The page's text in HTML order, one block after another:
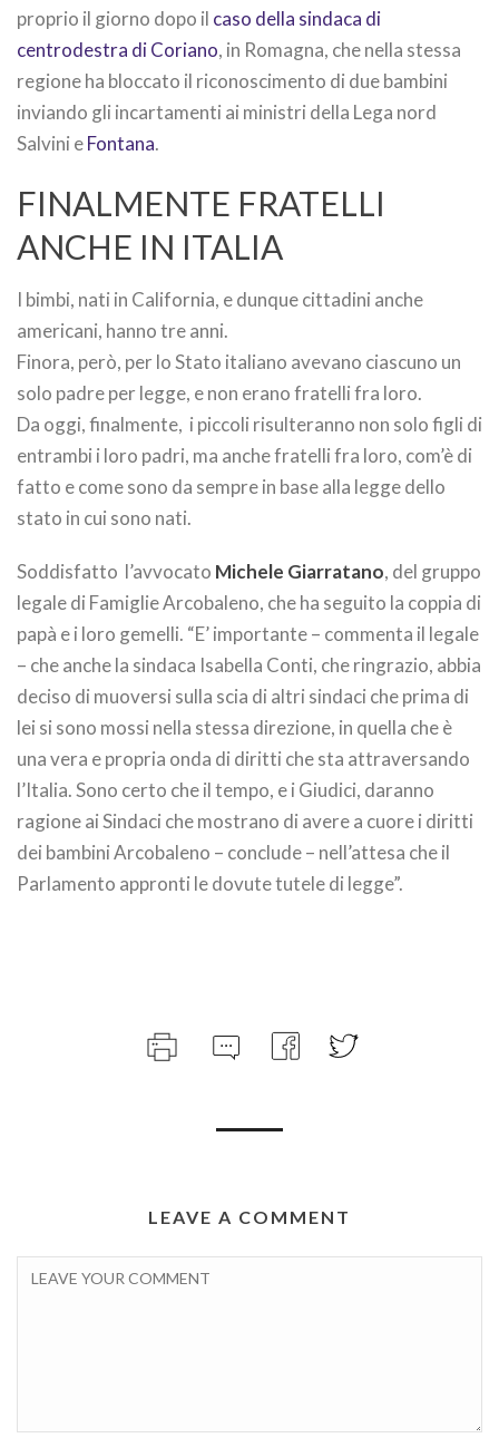
proprio il giorno dopo il caso della sindaca di
centrodestra di Coriano, in Romagna, che nella stessa
regione ha bloccato il riconoscimento di due bambini
inviando gli incartamenti ai ministri della Lega nord
Salvini eFontana.
FINALMENTE FRATELLI
ANCHE IN ITALIA
I bimbi, nati in California, e dunque cittadini anche
americani, hanno tre anni.
Finora, però, per lo Stato italiano avevano ciascuno un
solo padre per legge, e non erano fratelli fra loro.
Da oggi, finalmente, i piccoli risulteranno non solo figli di
entrambi i loro padri, ma anche fratelli fra loro, com’è di
fatto e come sono da sempre in base alla legge dello
stato in cui sono nati.
Soddisfatto l’avvocato Michele Giarratano, del gruppo
legale di Famiglie Arcobaleno, che ha seguito la coppia di
papà e i loro gemelli. “E’ importante – commenta il legale
– che anche la sindaca Isabella Conti, che ringrazio, abbia
deciso di muoversi sulla scia di altri sindaci che prima di
lei si sono mossi nella stessa direzione, in quella che è
una vera e propria onda di diritti che sta attraversando
l’Italia. Sono certo che il tempo, e i Giudici, daranno
ragione ai Sindaci che mostrano di avere a cuore i diritti
dei bambini Arcobaleno – conclude – nell’attesa che il
Parlamento appronti le dovute tutele di legge”.
LEAVE A COMMENT